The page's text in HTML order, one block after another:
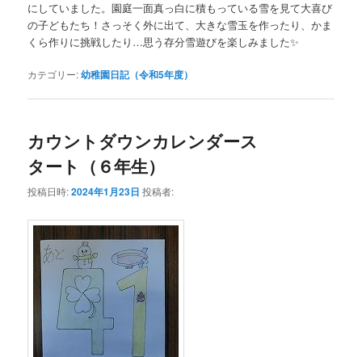
にしていました。園庭一面真っ白に積もっている雪を見て大喜び
の子どもたち！さっそく外に出て、大きな雪玉を作ったり、かま
くら作りに挑戦したり…思う存分雪遊びを楽しみました✨
カテゴリー:幼稚園日記（令和5年度）
カウントダウンカレンダース
タート（６年生）
投稿日時:2024年1月23日 投稿者: